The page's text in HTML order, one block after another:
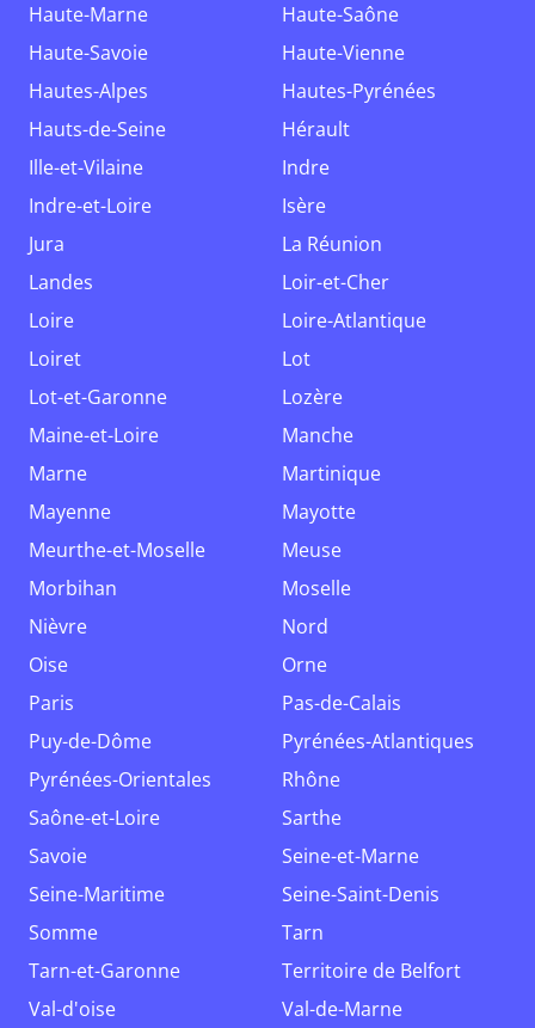
Haute-Marne
Haute-Saône
Haute-Savoie
Haute-Vienne
Hautes-Alpes
Hautes-Pyrénées
Hauts-de-Seine
Hérault
Ille-et-Vilaine
Indre
Indre-et-Loire
Isère
Jura
La Réunion
Landes
Loir-et-Cher
Loire
Loire-Atlantique
Loiret
Lot
Lot-et-Garonne
Lozère
Maine-et-Loire
Manche
Marne
Martinique
Mayenne
Mayotte
Meurthe-et-Moselle
Meuse
Morbihan
Moselle
Nièvre
Nord
Oise
Orne
Paris
Pas-de-Calais
Puy-de-Dôme
Pyrénées-Atlantiques
Pyrénées-Orientales
Rhône
Saône-et-Loire
Sarthe
Savoie
Seine-et-Marne
Seine-Maritime
Seine-Saint-Denis
Somme
Tarn
Tarn-et-Garonne
Territoire de Belfort
Val-d'oise
Val-de-Marne